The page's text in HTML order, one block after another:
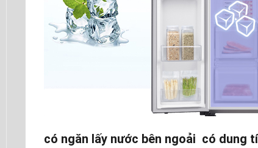
có ngăn lấy nước bên ngoải có dung